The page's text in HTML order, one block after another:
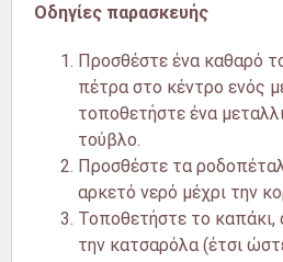
Οδηγίες παρασκευής
Προσθέστε ένα καθαρό
πέτρα στο κέντρο ενός
τοποθετήστε ένα
τούβλο.
Προσθέστε τα
αρκετό νερό μέχρι την
Τοποθετήστε το
την κατσαρόλα (έτσι